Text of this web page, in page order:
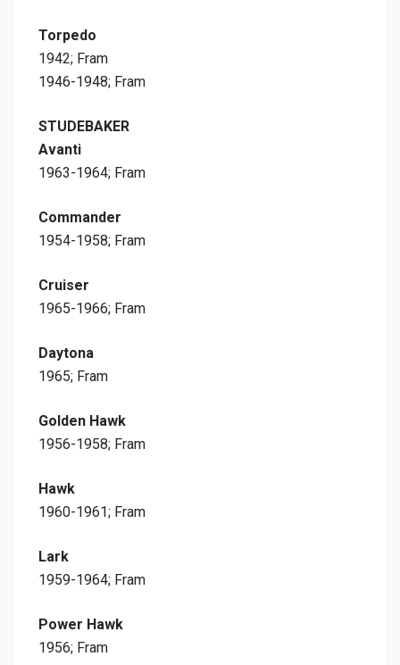
Torpedo
1942; Fram
1946-1948; Fram
STUDEBAKER
Avanti
1963-1964; Fram
Commander
1954-1958; Fram
Cruiser
1965-1966; Fram
Daytona
1965; Fram
Golden Hawk
1956-1958; Fram
Hawk
1960-1961; Fram
Lark
1959-1964; Fram
Power Hawk
1956; Fram